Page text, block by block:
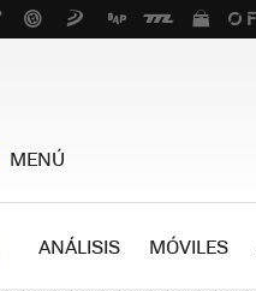
MENÚ
ANÁLISIS MÓVILES